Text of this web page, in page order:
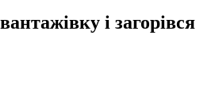
і загорівся